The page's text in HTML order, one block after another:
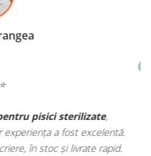
ehranaanimale.rogăsesc nu
farmacia veterinară:
de îngrijire. Este foarte